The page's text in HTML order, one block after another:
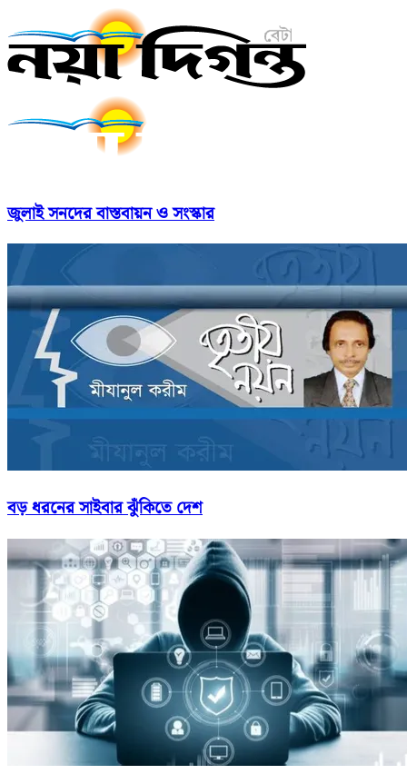
জুলাই সনদের বাস্তবায়ন ও সংস্কার
বড় ধরনের সাইবার ঝুঁকিতে দেশ